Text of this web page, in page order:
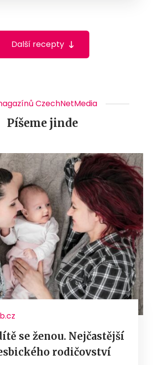
Další recepty
CzechNetMedia
Píšeme jinde
se ženou. Nejčastější
rodičovství